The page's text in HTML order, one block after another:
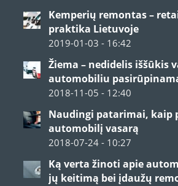
Kemperių remontas –
praktika Lietuvoje
2019-01-03 - 16:42
Žiema – nedidelis iššūkis
automobiliu
2018-11-05 - 12:40
Naudingi patarimai, kaip
automobilį vasarą
2018-07-24 - 10:27
Ką verta žinoti apie
jų keitimą bei įdaužų